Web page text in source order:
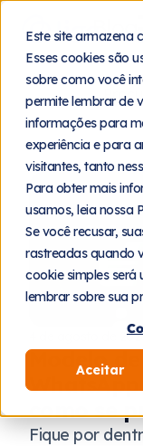
Este site armazena
Esses cookies são
sobre como você
permite lembrar de
informações para
experiência e para
visitantes, tanto
Para obter mais
usamos, leia nossa
Se você recusar,
rastreadas quando
cookie simples
lembrar sobre sua
Aceitar
Blog
4 de agosto de
Modelo de
WhatsApp
como se
Fique por